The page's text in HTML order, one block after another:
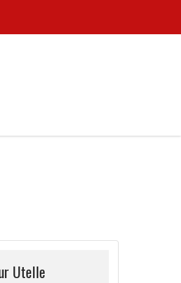
Utelle